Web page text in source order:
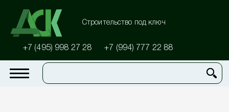
Строительство под ключ
+7 (495) 998 27 28 +7 (994) 777 22 88